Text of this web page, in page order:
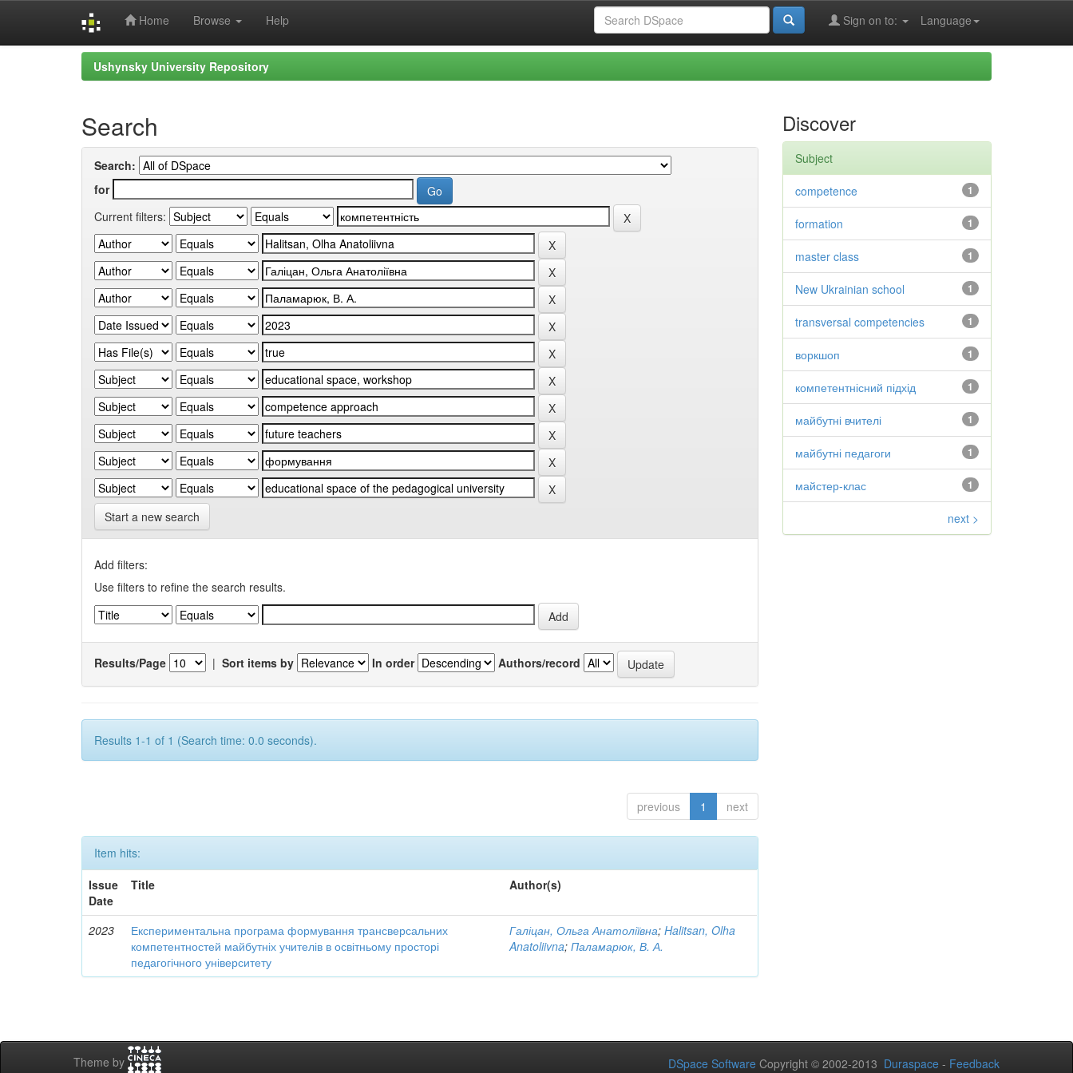
Home Browse Help Language
Sign on to:
Ushynsky University Repository
Search
Search:
for
Current filters:
Start a new search
Add filters:
Use filters to refine the search results.
Results/Page | Sort items by In order Authors/record
Results 1-1 of 1 (Search time: 0.0 seconds).
previous 1 next
Item hits:
Issue
Date
Title Author(s)
2023
Експериментальна програма формування трансверсальних
компетентностей майбутніх учителів в освітньому просторі
педагогічного університету
Галіцан, Ольга Анатоліївна;Halitsan, Olha
Anatoliivna;Паламарюк, В. А.
Discover
Subject
1
competence
1
formation
1
master class
1
New Ukrainian school
1
transversal competencies
1
воркшоп
1
компетентнісний підхід
1
майбутні вчителі
1
майбутні педагоги
1
майстер-клас
next >
Theme by DSpace Software Copyright © 2002-2013 Duraspace - Feedback